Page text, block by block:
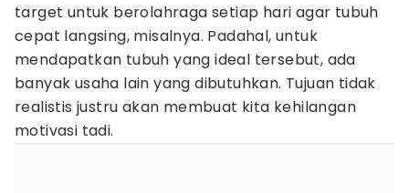
target untuk berolahraga setiap hari agar tubuh
cepat langsing, misalnya. Padahal, untuk
mendapatkan tubuh yang ideal tersebut, ada
banyak usaha lain yang dibutuhkan. Tujuan tidak
realistis justru akan membuat kita kehilangan
motivasi tadi.